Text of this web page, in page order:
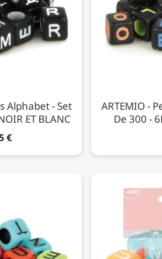
Alphabet - Set
ET BLANC
€
ARTEMIO -
De 300 -